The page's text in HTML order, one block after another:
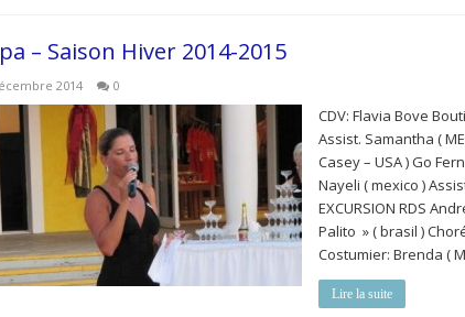
– Saison Hiver 2014-2015
2014 0
CDV: Flavia Bove
Assist. Samantha (
Casey – USA ) Go
Nayeli ( mexico )
EXCURSION RDS
Palito » ( brasil )
Costumier: Brenda (
Lire la suite